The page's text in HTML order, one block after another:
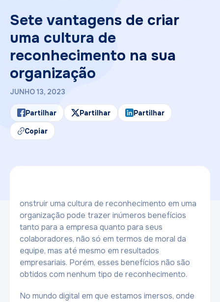
Sete vantagens de criar
uma cultura de
reconhecimento na sua
organização
JUNHO 13, 2023
Partilhar Partilhar Partilhar
Copiar
onstruir uma cultura de reconhecimento em uma
organização pode trazer inúmeros benefícios
tanto para a empresa quanto para seus
colaboradores, não só em termos de moral da
equipe, mas até mesmo em resultados
empresariais. Porém, esses benefícios não são
obtidos com nenhum tipo de reconhecimento.
No mundo digital em que estamos imersos, onde